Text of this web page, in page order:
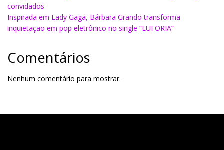
convidados
Inspirada em Lady Gaga, Bárbara Grando transforma
inquietação em pop eletrônico no single “EUFORIA”
Comentários
Nenhum comentário para mostrar.